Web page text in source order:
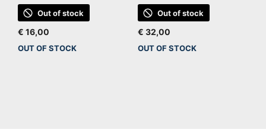
Out of stock
€ 16,00
OUT OF STOCK
Out of stock
€ 32,00
OUT OF STOCK